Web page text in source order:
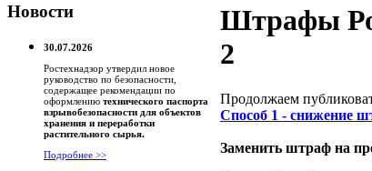
Новости
30.07.2026
Ростехнадзор утвердил новое
руководство по безопасности,
содержащее рекомендации по
оформлению технического паспорта
взрывобезопасности для объектов
хранения и переработки
растительного сырья.
Подробнее >>
Штрафы
2
Продолжаем
Способ 1 - снижение
Заменить штраф на